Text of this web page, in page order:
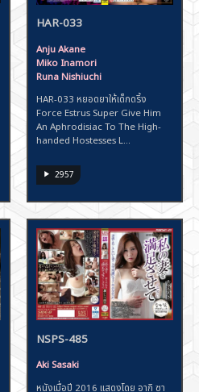
HAR-033
Anju Akane
Miko Inamori
Runa Nishiuchi
HAR-033 หยอดยาให้เด็กดริ้ง
Force Estrus Super Give Him
An Aphrodisiac To The High-
handed Hostesses L...
2957
NSPS-485
Aki Sasaki
หนังเมื่อปี 2016 แสดงโดย อากิ ซา